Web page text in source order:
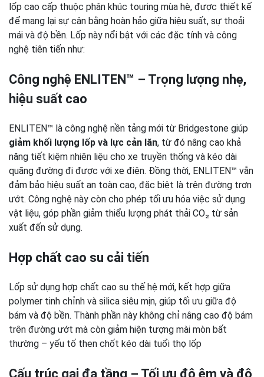
lốp cao cấp thuộc phân khúc touring mùa hè, được thiết kế
để mang lại sự cân bằng hoàn hảo giữa hiệu suất, sự thoải
mái và độ bền. Lốp này nổi bật với các đặc tính và công
nghệ tiên tiến như:
Công nghệ ENLITEN™ – Trọng lượng nhẹ,
hiệu suất cao
ENLITEN™ là công nghệ nền tảng mới từ Bridgestone giúp
giảm khối lượng lốp và lực cản lăn, từ đó nâng cao khả
năng tiết kiệm nhiên liệu cho xe truyền thống và kéo dài
quãng đường đi được với xe điện. Đồng thời, ENLITEN™ vẫn
đảm bảo hiệu suất an toàn cao, đặc biệt là trên đường trơn
ướt. Công nghệ này còn cho phép tối ưu hóa việc sử dụng
vật liệu, góp phần giảm thiểu lượng phát thải CO₂ từ sản
xuất đến sử dụng.
Hợp chất cao su cải tiến
Lốp sử dụng hợp chất cao su thế hệ mới, kết hợp giữa
polymer tinh chỉnh và silica siêu mịn, giúp tối ưu giữa độ
bám và độ bền. Thành phần này không chỉ nâng cao độ bám
trên đường ướt mà còn giảm hiện tượng mài mòn bất
thường – yếu tố then chốt kéo dài tuổi thọ lốp
Cấu trúc gai đa tầng – Tối ưu độ êm và độ